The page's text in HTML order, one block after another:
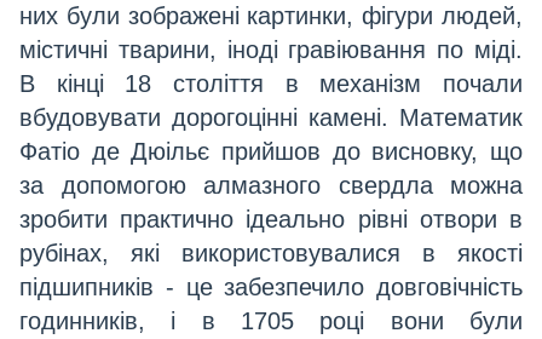
них були зображені картинки, фігури людей,
містичні тварини, іноді гравіювання по міді.
В кінці 18 століття в механізм почали
вбудовувати дорогоцінні камені. Математик
Фатіо де Дюільє прийшов до висновку, що
за допомогою алмазного свердла можна
зробити практично ідеально рівні отвори в
рубінах, які використовувалися в якості
підшипників - це забезпечило довговічність
годинників, і в 1705 році вони були